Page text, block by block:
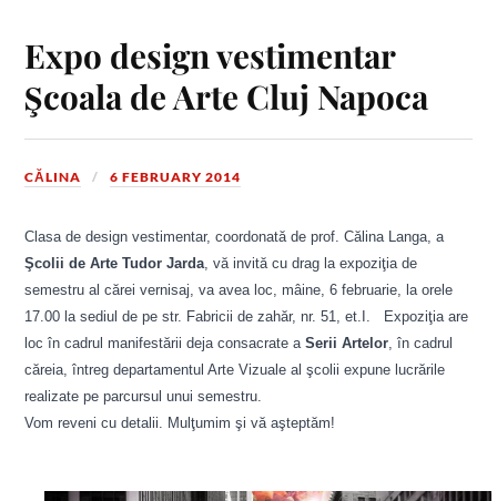
Expo design vestimentar
Şcoala de Arte Cluj Napoca
CĂLINA 6 FEBRUARY 2014
Clasa de design vestimentar, coordonată de prof. Călina Langa, a
Şcolii de Arte Tudor Jarda , vă invită cu drag la expoziţia de
semestru al cărei vernisaj, va avea loc, mâine, 6 februarie, la orele
17.00 la sediul de pe str. Fabricii de zahăr, nr. 51, et.I. Expoziţia are
loc în cadrul manifestării deja consacrate aSerii Artelor , în cadrul
căreia, întreg departamentul Arte Vizuale al şcolii expune lucrările
realizate pe parcursul unui semestru.
Vom reveni cu detalii. Mulţumim şi vă aşteptăm!